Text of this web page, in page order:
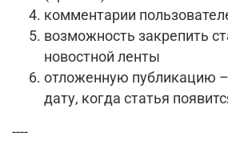
комментарии
возможность закрепить
новостной ленты
отложенную публикацию
дату, когда статья
----